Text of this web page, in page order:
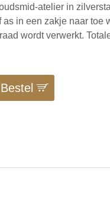
atelier in
as in een zakje naar toe
wordt verwerkt.
Bestel